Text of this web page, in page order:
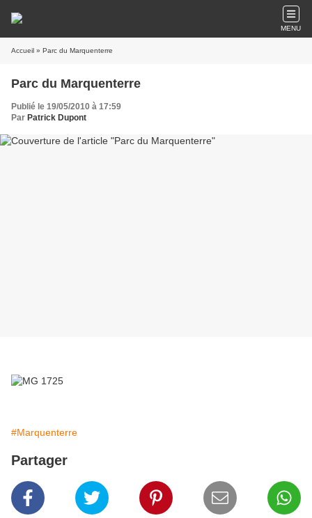
MENU
Accueil » Parc du Marquenterre
Parc du Marquenterre
Publié le 19/05/2010 à 17:59
Par Patrick Dupont
#Marquenterre
Partager